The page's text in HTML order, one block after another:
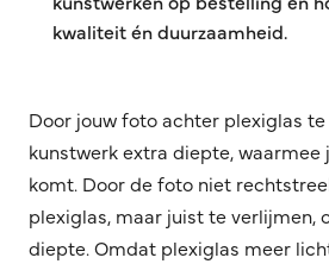
kwaliteit én duurzaamheid.
Door jouw foto achter plexiglas
kunstwerk extra diepte,
komt. Door de foto niet
plexiglas, maar juist te verlijmen,
diepte. Omdat plexiglas meer